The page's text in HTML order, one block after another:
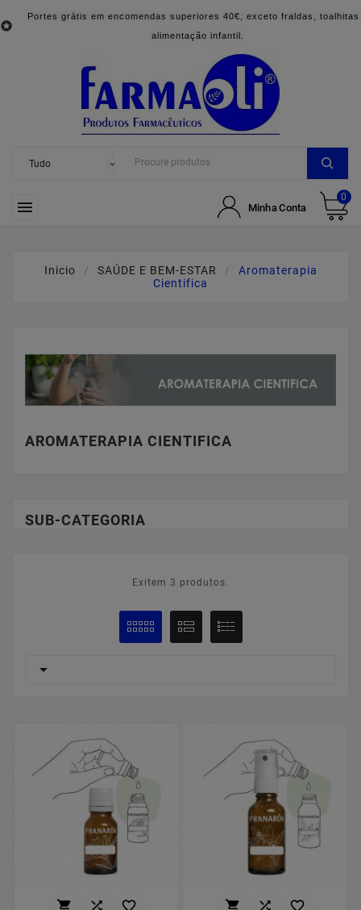

Portes grátis em encomendas superiores 40€, exceto fraldas, toalhitas
alimentação infantil.
 Minha Conta
0
Inicio SAÚDE E BEM-ESTAR
Aromaterapia
Cientifica
AROMATERAPIA CIENTIFICA
SUB-CATEGORIA
Exitem 3 produtos.

     